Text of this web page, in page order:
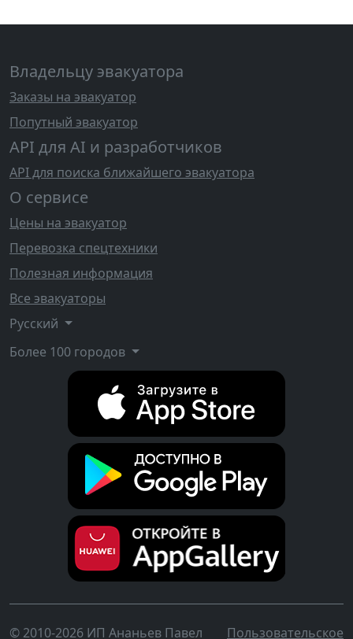
Владельцу эвакуатора
Заказы на эвакуатор
Попутный эвакуатор
API для AI и разработчиков
API для поиска ближайшего эвакуатора
О сервисе
Цены на эвакуатор
Перевозка спецтехники
Полезная информация
Все эвакуаторы
Русский
Более 100 городов
© 2010-2026 ИП Ананьев Павел Пользовательское